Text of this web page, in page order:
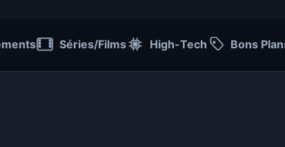
Séries/Films High-Tech Bons